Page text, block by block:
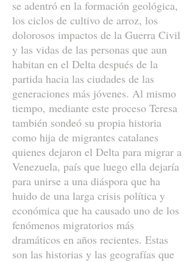
se adentró en la formación geológica,
los ciclos de cultivo de arroz, los
dolorosos impactos de la Guerra Civil
y las vidas de las personas que aun
habitan en el Delta después de la
partida hacia las ciudades de las
generaciones más jóvenes. Al mismo
tiempo, mediante este proceso Teresa
también sondeó su propia historia
como hija de migrantes catalanes
quienes dejaron el Delta para migrar a
Venezuela, país que luego ella dejaría
para unirse a una diáspora que ha
huido de una larga crisis política y
económica que ha causado uno de los
fenómenos migratorios más
dramáticos en años recientes. Estas
son las historias y las geografías que